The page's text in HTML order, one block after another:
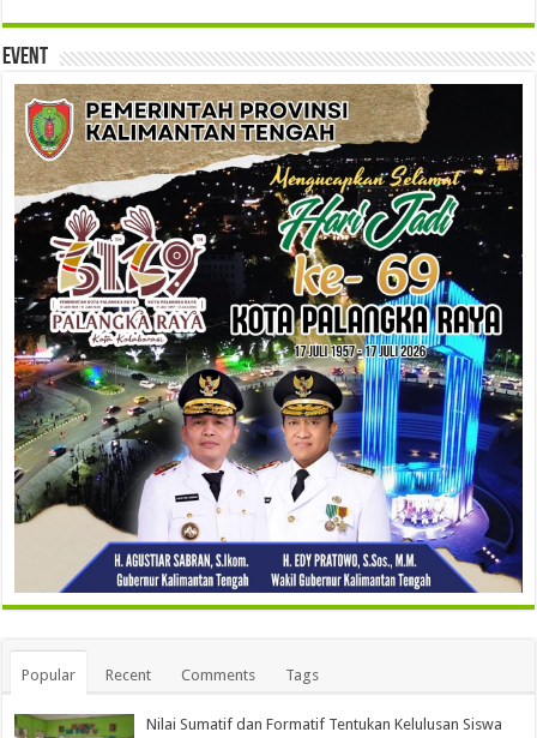
Event
Popular Recent Comments Tags
Nilai Sumatif dan Formatif Tentukan Kelulusan Siswa